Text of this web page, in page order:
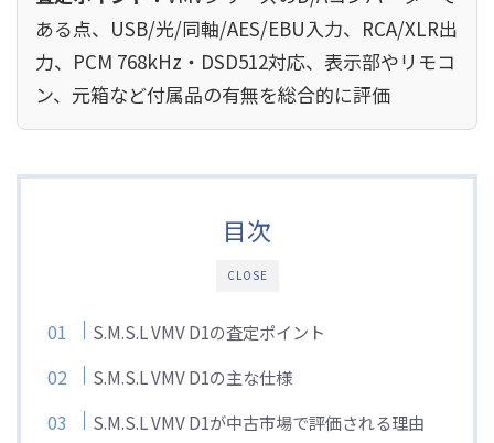
ある点、USB/光/同軸/AES/EBU入力、RCA/XLR出
力、PCM 768kHz・DSD512対応、表示部やリモコ
ン、元箱など付属品の有無を総合的に評価
CLOSE
目次
S.M.S.L VMV D1の査定ポイント
S.M.S.L VMV D1の主な仕様
S.M.S.L VMV D1が中古市場で評価される理由